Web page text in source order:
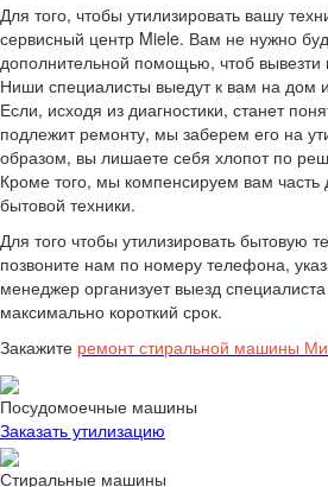
Для того, чтобы утилизировать вашу
сервисный центр Miele. Вам не нужно
дополнительной помощью, чтоб вывезти
Ниши специалисты выедут к вам на дом и
Если, исходя из диагностики, станет
подлежит ремонту, мы заберем его на
образом, вы лишаете себя хлопот по
Кроме того, мы компенсируем вам часть
бытовой техники.
Для того чтобы утилизировать бытовую
позвоните нам по номеру телефона,
менеджер организует выезд
максимально короткий срок.
Закажите ремонт стиральной машины
Посудомоечные машины
Заказать утилизацию
Стиральные машины